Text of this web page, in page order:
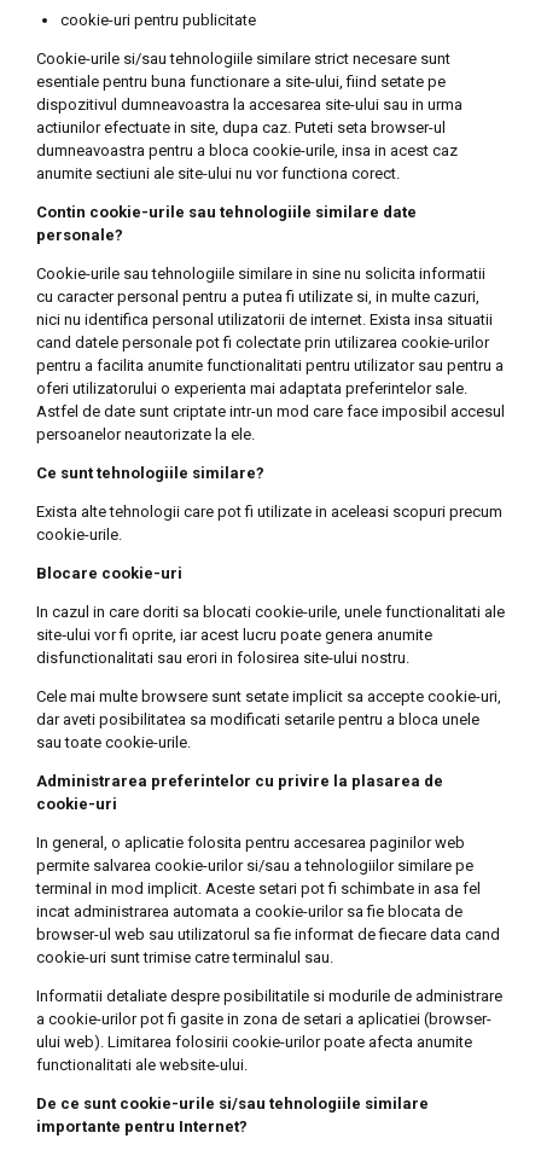
cookie-uri pentru publicitate
Cookie-urile si/sau tehnologiile similare strict necesare sunt
esentiale pentru buna functionare a site-ului, fiind setate pe
dispozitivul dumneavoastra la accesarea site-ului sau in urma
actiunilor efectuate in site, dupa caz. Puteti seta browser-ul
dumneavoastra pentru a bloca cookie-urile, insa in acest caz
anumite sectiuni ale site-ului nu vor functiona corect.
Contin cookie-urile sau tehnologiile similare date
personale?
Cookie-urile sau tehnologiile similare in sine nu solicita informatii
cu caracter personal pentru a putea fi utilizate si, in multe cazuri,
nici nu identifica personal utilizatorii de internet. Exista insa situatii
cand datele personale pot fi colectate prin utilizarea cookie-urilor
pentru a facilita anumite functionalitati pentru utilizator sau pentru a
oferi utilizatorului o experienta mai adaptata preferintelor sale.
Astfel de date sunt criptate intr-un mod care face imposibil accesul
persoanelor neautorizate la ele.
Ce sunt tehnologiile similare?
Exista alte tehnologii care pot fi utilizate in aceleasi scopuri precum
cookie-urile.
Blocare cookie-uri
In cazul in care doriti sa blocati cookie-urile, unele functionalitati ale
site‑ului vor fi oprite, iar acest lucru poate genera anumite
disfunctionalitati sau erori in folosirea site-ului nostru.
Cele mai multe browsere sunt setate implicit sa accepte cookie-uri,
dar aveti posibilitatea sa modificati setarile pentru a bloca unele
sau toate cookie-urile.
Administrarea preferintelor cu privire la plasarea de
cookie-uri
In general, o aplicatie folosita pentru accesarea paginilor web
permite salvarea cookie-urilor si/sau a tehnologiilor similare pe
terminal in mod implicit. Aceste setari pot fi schimbate in asa fel
incat administrarea automata a cookie-urilor sa fie blocata de
browser-ul web sau utilizatorul sa fie informat de fiecare data cand
cookie-uri sunt trimise catre terminalul sau.
Informatii detaliate despre posibilitatile si modurile de administrare
a cookie-urilor pot fi gasite in zona de setari a aplicatiei (browser-
ului web). Limitarea folosirii cookie-urilor poate afecta anumite
functionalitati ale website-ului.
De ce sunt cookie-urile si/sau tehnologiile similare
importante pentru Internet?